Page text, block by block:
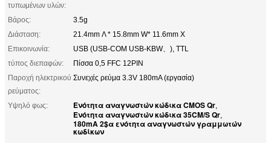
τυπωμένων υλών:
Βάρος:
3.5g
Διάσταση:
21.4mm Λ * 15.8mm W* 11.6mm Χ
Επικοινωνία:
USB (USB-COM USB-KBW、), TTL
τύπος διεπαφών:
Πίσσα 0,5 FFC 12PIN
Παροχή ηλεκτρικού
ρεύματος:
Συνεχές ρεύμα 3.3V 180mA (εργασία)
Υψηλό φως: Ενότητα αναγνωστών κώδικα CMOS Qr,
Ενότητα αναγνωστών κώδικα 35CM/S Qr,
180mA 2$α ενότητα αναγνωστών γραμμωτών
κωδίκων